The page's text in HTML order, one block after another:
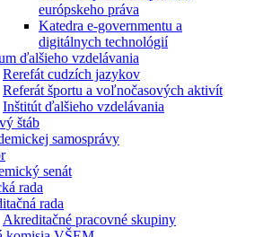
európskeho práva
Katedra e-governmentu a
digitálnych technológií
ďalšieho vzdelávania
Rerefát cudzích jazykov
Referát športu a voľnočasových aktivít
Inštitút ďalšieho vzdelávania
štáb
samosprávy
senát
rada
rada
Akreditačné pracovné skupiny